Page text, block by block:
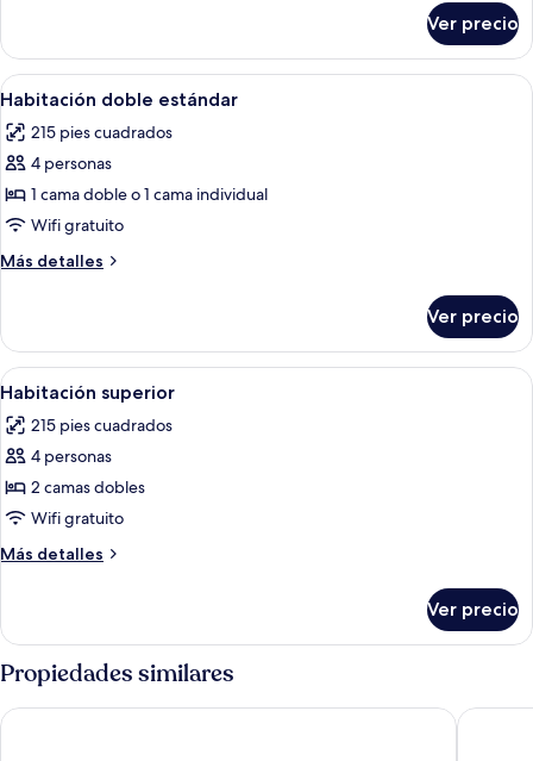
uso
individual
doble
estándar
de
individual
Ver precio
Abrir
todas
las
fotos
de
Habitación
doble
estándar
Habitación de hotel con dos camas,
7
Habitación doble estándar
215 pies cuadrados
4 personas
1 cama doble o 1 cama individual
Wifi gratuito
Más detalles
Más
doble
estándar
Ver precio
Abrir
todas
las
fotos
de
Habitación
superior
Habitación de hotel con una cama
17
Habitación superior
215 pies cuadrados
4 personas
2 camas dobles
Wifi gratuito
Más detalles
Más
superior
Ver precio
Propiedades similares
whala!urban punta cana